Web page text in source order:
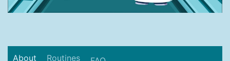
About Routines